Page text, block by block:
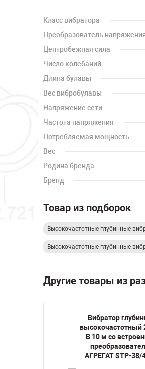
Класс вибратора
Преобразователь
Центробежная сила
Число колебаний
Длина булавы
Вес вибробулавы
Напряжение сети
Частота напряжения
Потребляемая мощность
Вес
Родина бренда
Бренд
Товар из подборок
Высокочастотные глубинные
Высокочастотные глубинные
Другие товары из
Вибратор
высокочастотный
В 10 м со
АГРЕГАТ STP-38/